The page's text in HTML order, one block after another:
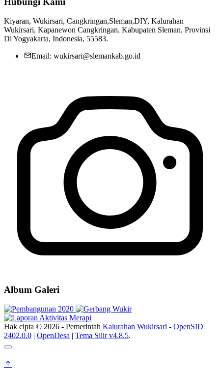
Kiyaran, Wukirsari, Cangkringan,Sleman,DIY, Kalurahan
Wukirsari, Kapanewon Cangkringan, Kabupaten Sleman, Provinsi
Di Yogyakarta, Indonesia, 55583.
Email: wukirsari@slemankab.go.id
Album Galeri
Hak cipta © 2026 - Pemerintah Kalurahan Wukirsari - OpenSID
2402.0.0 | OpenDesa | Tema Silir v4.8.5.